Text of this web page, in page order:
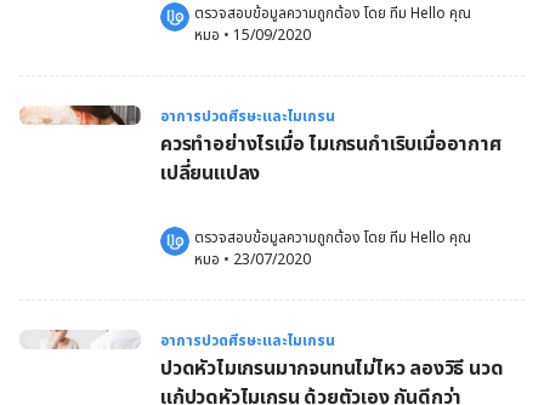
ตรวจสอบข้อมูลความถูกต้อง โดย ทีม Hello คุณ
หมอ • 15/09/2020
อาการปวดศีรษะและไมเกรน
ควรทำอย่างไรเมื่อ ไมเกรนกำเริบเมื่ออากาศ
เปลี่ยนแปลง
ตรวจสอบข้อมูลความถูกต้อง โดย ทีม Hello คุณ
หมอ • 23/07/2020
อาการปวดศีรษะและไมเกรน
ปวดหัวไมเกรนมากจนทนไม่ไหว ลองวิธี นวด
แก้ปวดหัวไมเกรน ด้วยตัวเอง กันดีกว่า